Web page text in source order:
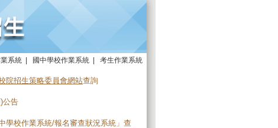
系統 國中學校作業系統 考生作業系統
院招生策略委員會網站查詢
公告
學校作業系統/報名審查狀況系統 」查